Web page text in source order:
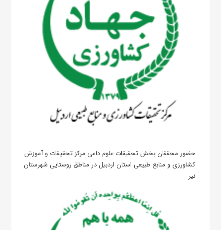
حضور محققان بخش تحقیقات علوم دامی مرکز تحقیقات و آموزش
کشاورزی و منابع طبیعی استان اردبیل در مناطق روستایی شهرستان
نیر